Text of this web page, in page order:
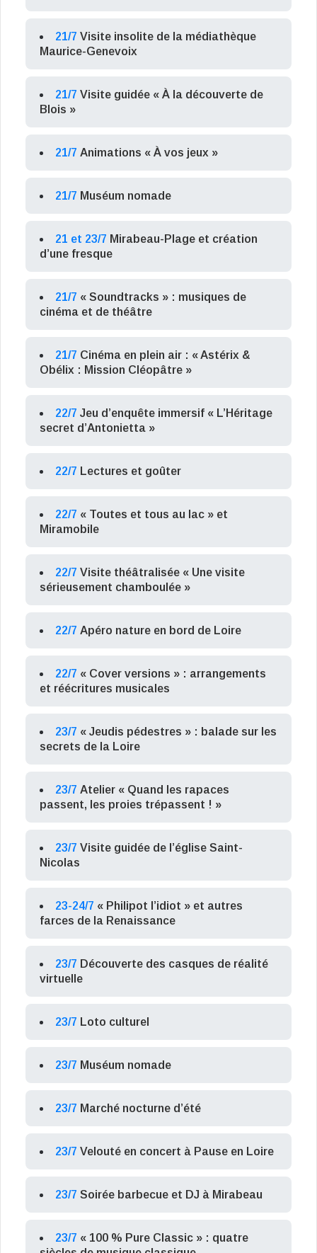
21/7 Visite insolite de la médiathèque
Maurice-Genevoix
21/7 Visite guidée « À la découverte de
Blois »
21/7 Animations « À vos jeux »
21/7 Muséum nomade
21 et 23/7 Mirabeau-Plage et création
d’une fresque
21/7 « Soundtracks » : musiques de
cinéma et de théâtre
21/7 Cinéma en plein air : « Astérix &
Obélix : Mission Cléopâtre »
22/7 Jeu d’enquête immersif « L’Héritage
secret d’Antonietta »
22/7 Lectures et goûter
22/7 « Toutes et tous au lac » et
Miramobile
22/7 Visite théâtralisée « Une visite
sérieusement chamboulée »
22/7 Apéro nature en bord de Loire
22/7 « Cover versions » : arrangements
et réécritures musicales
23/7 « Jeudis pédestres » : balade sur les
secrets de la Loire
23/7 Atelier « Quand les rapaces
passent, les proies trépassent ! »
23/7 Visite guidée de l’église Saint-
Nicolas
23-24/7 « Philipot l’idiot » et autres
farces de la Renaissance
23/7 Découverte des casques de réalité
virtuelle
23/7 Loto culturel
23/7 Muséum nomade
23/7 Marché nocturne d’été
23/7 Velouté en concert à Pause en Loire
23/7 Soirée barbecue et DJ à Mirabeau
23/7 « 100 % Pure Classic » : quatre